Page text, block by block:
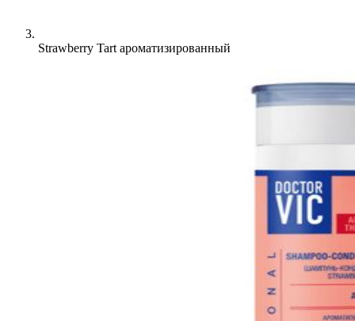
Strawberry Tart ароматизированный